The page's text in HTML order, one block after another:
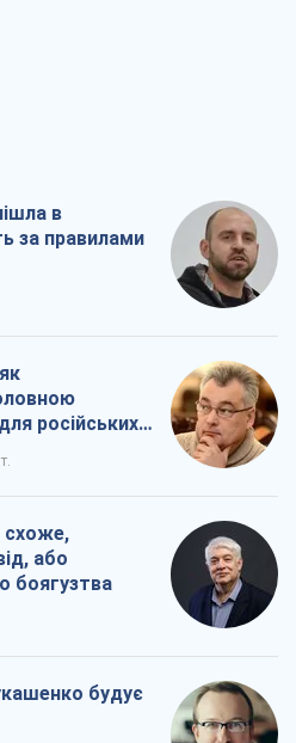
в
за правилами
російських
схоже,
або
боягузтва
будує